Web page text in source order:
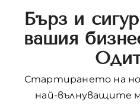
Бърз и
вашия
Стартирането на
най-вълнуващите